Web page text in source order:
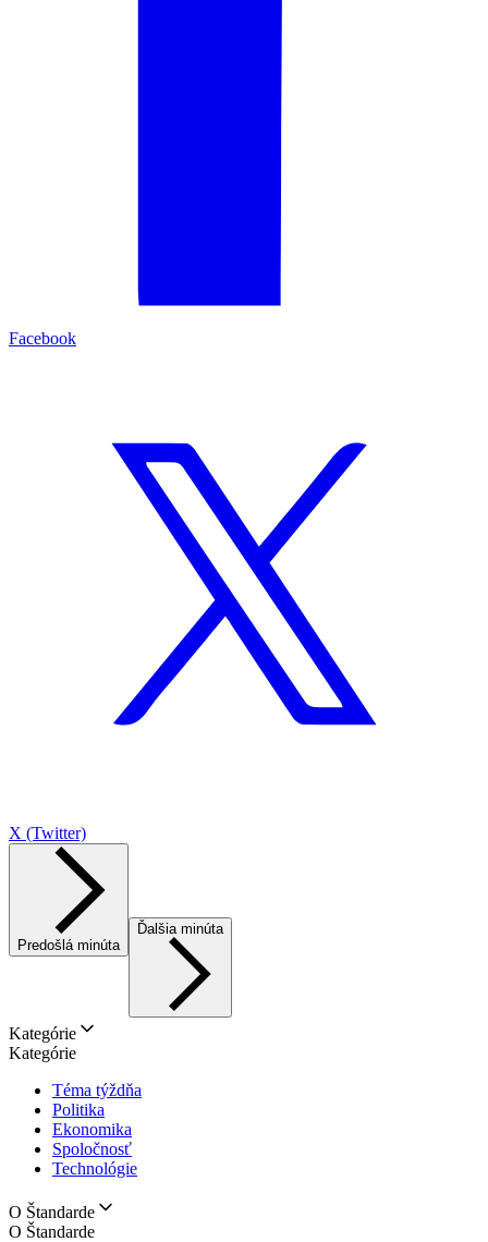
Facebook
X (Twitter)
Predošlá minúta
Ďalšia minúta
Kategórie
Kategórie
Téma týždňa
Politika
Ekonomika
Spoločnosť
Technológie
O Štandarde
O Štandarde